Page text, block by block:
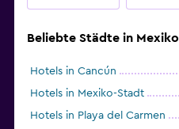
Beliebte Städte in Mexiko
Hotels in Cancún
Hotels in Mexiko-Stadt
Hotels in Playa del Carmen